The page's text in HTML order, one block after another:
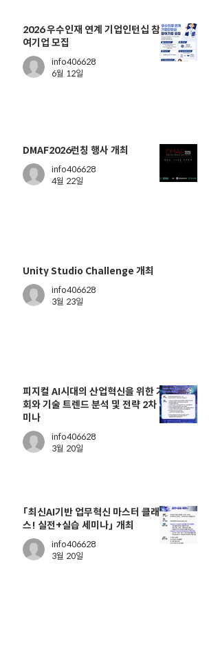
2026 우수인재 연계 기업인턴십 참
여기업 모집
info406628
6월 12일
DMAF2026런칭 행사 개최
info406628
4월 22일
Unity Studio Challenge 개최
info406628
3월 23일
피지컬 AI시대의 산업혁신을 위한 기
회와 기술 트렌드 분석 및 전략 2차 세
미나
info406628
3월 20일
「최신AI기반 업무혁신 마스터 클래
스! 실전+실습 세미나」 개최
info406628
3월 20일